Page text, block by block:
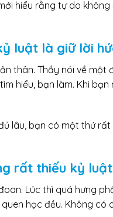
hiểu rằng tự do
luật là giữ lời
thân. Thầy nói về một
hiểu, bạn làm. Khi
lâu, bạn có một thứ
rất thiếu kỷ
Lúc thì quá hưng
học đều. Không có